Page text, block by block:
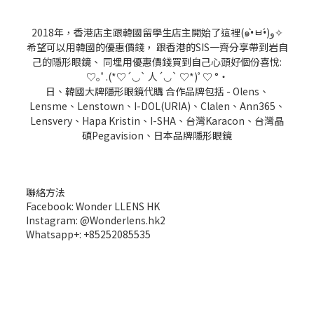
2018年，香港店主跟韓國留學生店主開始了這裡(๑•̀ㅂ•́)و✧
希望可以用韓國的優惠價錢， 跟香港的SIS一齊分享帶到岩自
己的隱形眼鏡、 同埋用優惠價錢買到自己心頭好個份喜悅:
♡｡ﾟ.(*♡´◡` 人´◡` ♡*)ﾟ♡ °・
日、韓國大牌隱形眼鏡代購 合作品牌包括 - Olens、
Lensme、Lenstown、I-DOL(URIA)、Clalen、Ann365、
Lensvery、Hapa Kristin、I-SHA、台灣Karacon、台灣晶
碩Pegavision、日本品牌隱形眼鏡
聯絡方法
Facebook: Wonder LLENS HK
Instagram: @Wonderlens.hk2
Whatsapp+: +85252085535